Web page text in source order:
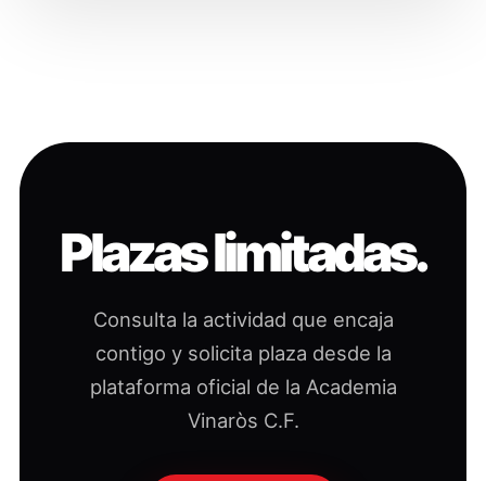
Plazas limitadas.
Consulta la actividad que encaja
contigo y solicita plaza desde la
plataforma oficial de la Academia
Vinaròs C.F.